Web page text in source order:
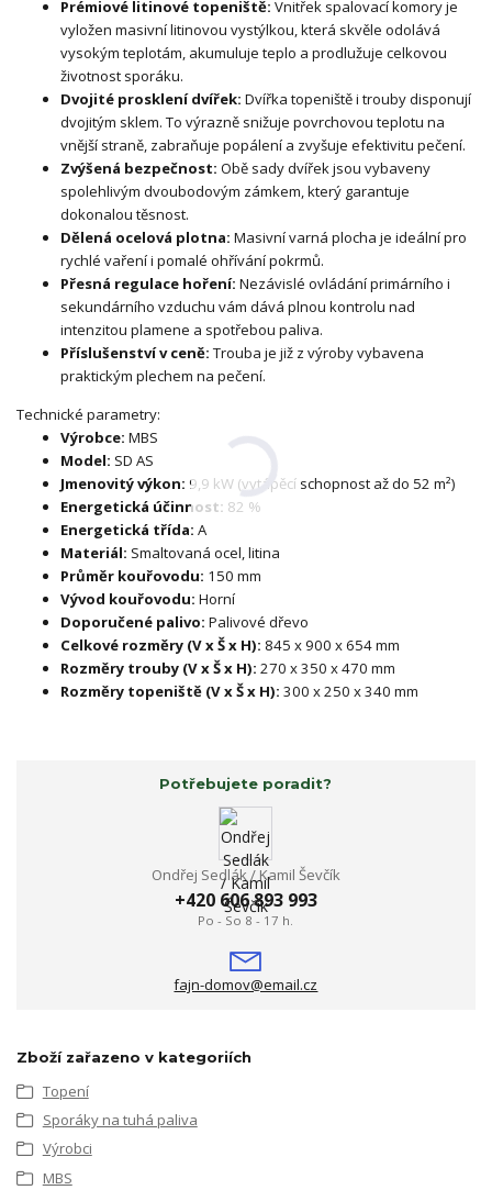
Prémiové litinové topeniště: Vnitřek spalovací komory je
vyložen masivní litinovou vystýlkou, která skvěle odolává
vysokým teplotám, akumuluje teplo a prodlužuje celkovou
životnost sporáku.
Dvojité prosklení dvířek: Dvířka topeniště i trouby disponují
dvojitým sklem. To výrazně snižuje povrchovou teplotu na
vnější straně, zabraňuje popálení a zvyšuje efektivitu pečení.
Zvýšená bezpečnost: Obě sady dvířek jsou vybaveny
spolehlivým dvoubodovým zámkem, který garantuje
dokonalou těsnost.
Dělená ocelová plotna: Masivní varná plocha je ideální pro
rychlé vaření i pomalé ohřívání pokrmů.
Přesná regulace hoření: Nezávislé ovládání primárního i
sekundárního vzduchu vám dává plnou kontrolu nad
intenzitou plamene a spotřebou paliva.
Příslušenství v ceně: Trouba je již z výroby vybavena
praktickým plechem na pečení.
Technické parametry:
Výrobce: MBS
Model: SD AS
Jmenovitý výkon: 9,9 kW (vytápěcí schopnost až do 52 m²)
Energetická účinnost: 82 %
Energetická třída: A
Materiál: Smaltovaná ocel, litina
Průměr kouřovodu: 150 mm
Vývod kouřovodu: Horní
Doporučené palivo: Palivové dřevo
Celkové rozměry (V x Š x H): 845 x 900 x 654 mm
Rozměry trouby (V x Š x H): 270 x 350 x 470 mm
Rozměry topeniště (V x Š x H): 300 x 250 x 340 mm
Potřebujete poradit?
Ondřej Sedlák / Kamil Ševčík
+420 606 893 993
Po - So 8 - 17 h.
fajn-domov@email.cz
Zboží zařazeno v kategoriích
Topení
Sporáky na tuhá paliva
Výrobci
MBS